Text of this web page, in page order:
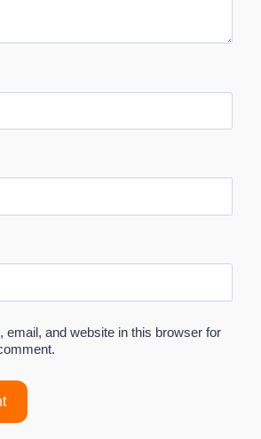
email, and website in this browser for